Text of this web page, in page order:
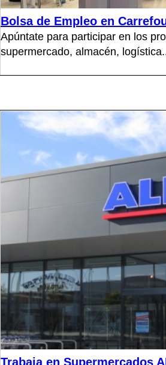
Bolsa de Empleo en
Apúntate para participar en los
supermercado, almacén,
Trabaja en Supermercados